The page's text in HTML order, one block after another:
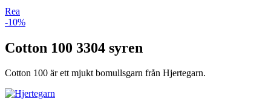
Rea
-10%
Cotton 100 3304 syren
Cotton 100 är ett mjukt bomullsgarn från Hjertegarn.